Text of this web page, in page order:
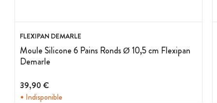
Ranger à plat
Ne pas utiliser d'objets coupants sur le moule
Ne pas mettre en contact avec une source de chaleur
Durée de vie : 3 000 utilisations
Marque :
FLEXIPAN DEMARLE
Moule Silicone 6 Pains Ronds Ø 10,5 cm Flexipan
Demarle
39,90 €
Indisponible